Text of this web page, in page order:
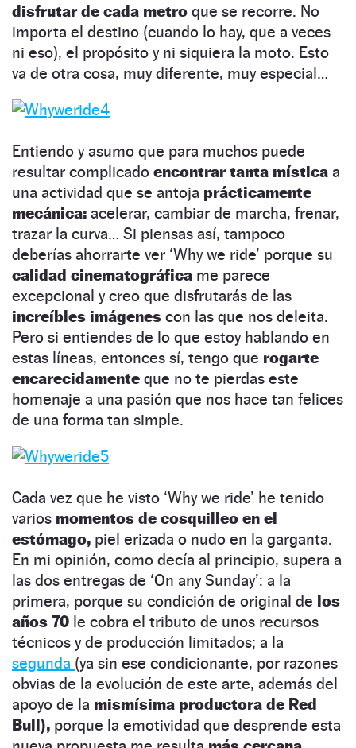
disfrutar de cada metro que se recorre. No
importa el destino (cuando lo hay, que a veces
ni eso), el propósito y ni siquiera la moto. Esto
va de otra cosa, muy diferente, muy especial…
Entiendo y asumo que para muchos puede
resultar complicado encontrar tanta mística a
una actividad que se antoja prácticamente
mecánica: acelerar, cambiar de marcha, frenar,
trazar la curva… Si piensas así, tampoco
deberías ahorrarte ver ‘Why we ride’ porque su
calidad cinematográfica me parece
excepcional y creo que disfrutarás de las
increíbles imágenes con las que nos deleita.
Pero si entiendes de lo que estoy hablando en
estas líneas, entonces sí, tengo que rogarte
encarecidamente que no te pierdas este
homenaje a una pasión que nos hace tan felices
de una forma tan simple.
Cada vez que he visto ‘Why we ride’ he tenido
varios momentos de cosquilleo en el
estómago, piel erizada o nudo en la garganta.
En mi opinión, como decía al principio, supera a
las dos entregas de ‘On any Sunday’: a la
primera, porque su condición de original de los
años 70 le cobra el tributo de unos recursos
técnicos y de producción limitados; a la
segunda (ya sin ese condicionante, por razones
obvias de la evolución de este arte, además del
apoyo de la mismísima productora de Red
Bull), porque la emotividad que desprende esta